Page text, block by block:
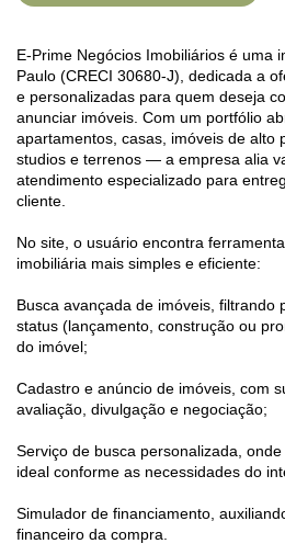
E-Prime Negócios Imobiliários é uma
Paulo (CRECI 30680-J), dedicada a
e personalizadas para quem deseja
anunciar imóveis. Com um portfólio
apartamentos, casas, imóveis de alto
studios e terrenos — a empresa alia
atendimento especializado para
cliente.
No site, o usuário encontra
imobiliária mais simples e eficiente:
Busca avançada de imóveis, filtrando
status (lançamento, construção ou
do imóvel;
Cadastro e anúncio de imóveis, com
avaliação, divulgação e negociação;
Serviço de busca personalizada,
ideal conforme as necessidades do
Simulador de financiamento,
financeiro da compra.